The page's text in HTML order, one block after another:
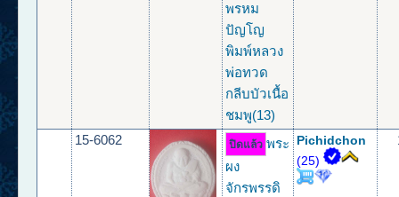
พรหม
ปัญโญ
พิมพ์หลวง
พ่อทวด
กลีบบัวเนื้อ
ชมพู(13)
15-6062 ปิดแล้ว พระ
ผง
จักรพรรดิ
Pichidchon
(25)